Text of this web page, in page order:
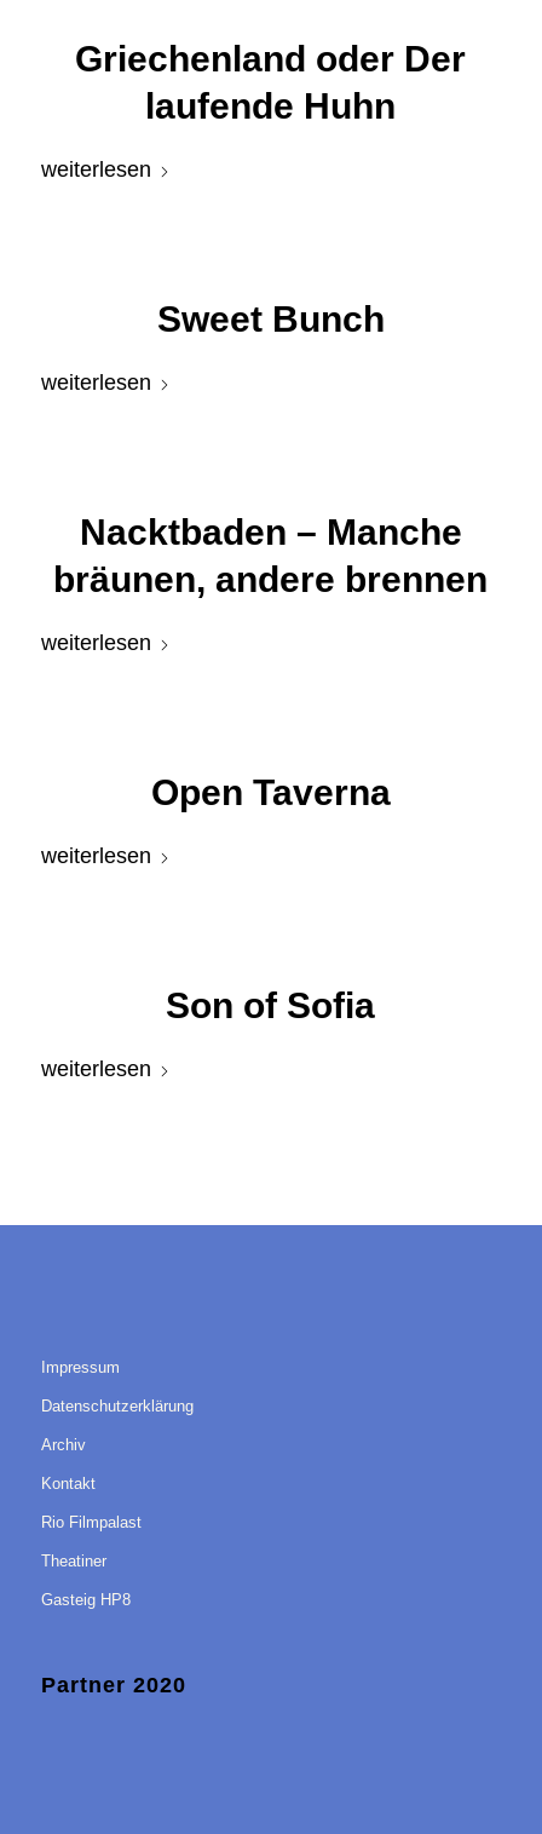
Griechenland oder Der
laufende Huhn
weiterlesen
Sweet Bunch
weiterlesen
Nacktbaden – Manche
bräunen, andere brennen
weiterlesen
Open Taverna
weiterlesen
Son of Sofia
weiterlesen
Impressum
Datenschutzerklärung
Archiv
Kontakt
Rio Filmpalast
Theatiner
Gasteig HP8
Partner 2020